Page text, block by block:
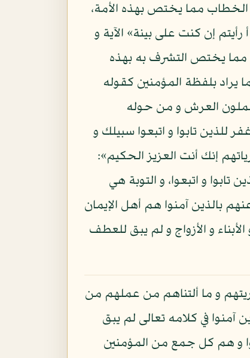
الخطاب مما يختص بهذه الأمة،
إن كنت على بينة» الآية و
مما يختص التشرف به بهذه
يراد بلفظة المؤمنين كقوله
قال تعالى: «الذين يحملون العرش و من حوله
تابوا و اتبعوا سبيلك و
إنك أنت العزيز الحكيم»:
تابوا و اتبعوا، و التوبة هي
بالذين آمنوا هم أهل الإيمان
و الأزواج و لم يبق للعطف
و ما ألتناهم من عملهم من
مصداقا للذين آمنوا في كلامه تعالى لم يبق
و هم كل جمع من المؤمنين